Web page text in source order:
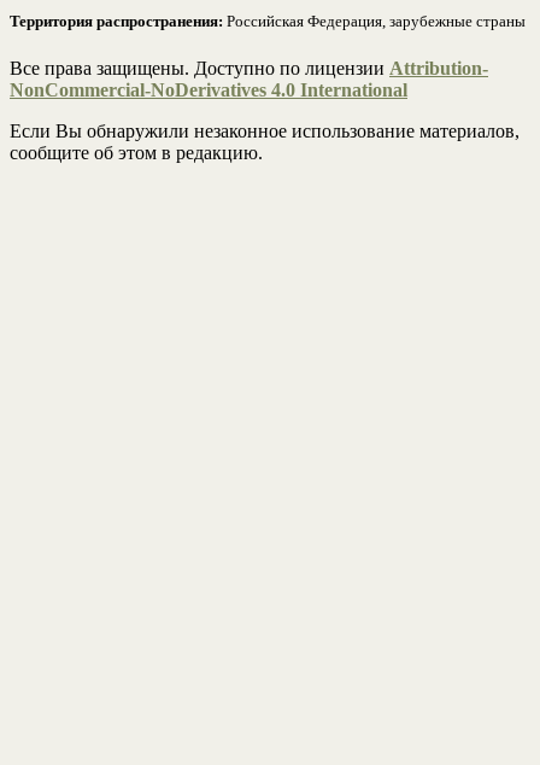
Территория распространения: Российская Федерация, зарубежные страны
Все права защищены. Доступно по лицензии Attribution-
NonCommercial-NoDerivatives 4.0 International
Если Вы обнаружили незаконное использование материалов,
сообщите об этом в редакцию.